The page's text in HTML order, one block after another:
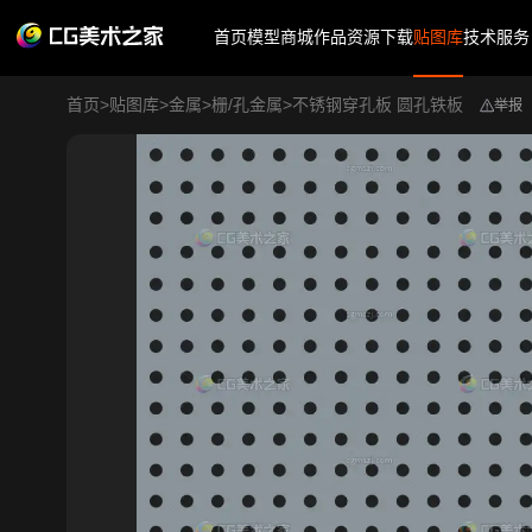
首页模型商城作品资源下载贴图库技术服务
首页>贴图库>金属>栅/孔金属>不锈钢穿孔板 圆孔铁板 举报